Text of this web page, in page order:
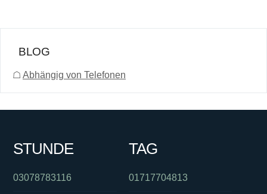
BLOG
☖ Abhängig von Telefonen
STUNDE
03078783116
TAG
01717704813